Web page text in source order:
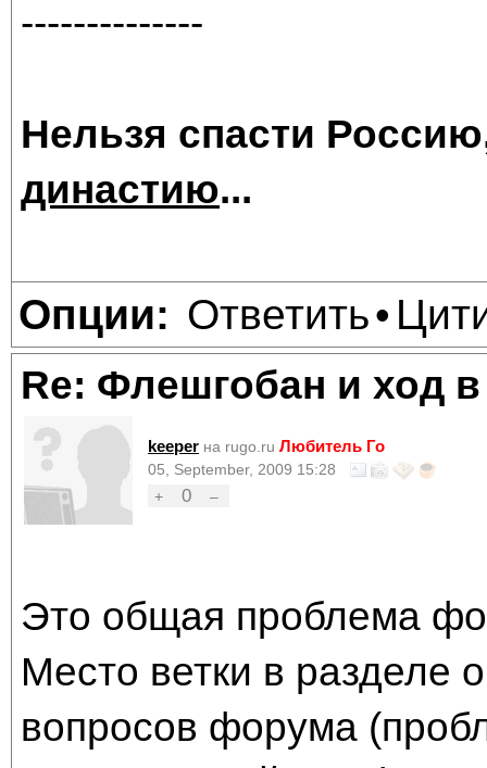
--------------
Нельзя спасти
династию...
Опции: Ответить•
Re: Флешгобан и ход в
keeper на rugo.ru Любитель Го
05, September, 2009 15:28
+
0 –
Это общая проблема
Место ветки в разделе
вопросов форума